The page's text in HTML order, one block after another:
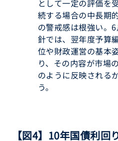
として一定の評価を
続する場合の中長期
の警戒感は根強い。
針では、翌年度予算
位や財政運営の基本
り、その内容が市場
のように反映される
う。
【図4】10年国債利回